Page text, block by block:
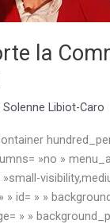
la
Solenne Libiot-Caro
»no »
» id= » »
» »